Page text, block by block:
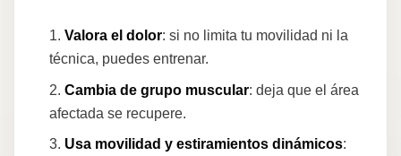
Valora el dolor: si no limita tu movilidad ni la
técnica, puedes entrenar.
Cambia de grupo muscular: deja que el área
afectada se recupere.
Usa movilidad y estiramientos dinámicos: